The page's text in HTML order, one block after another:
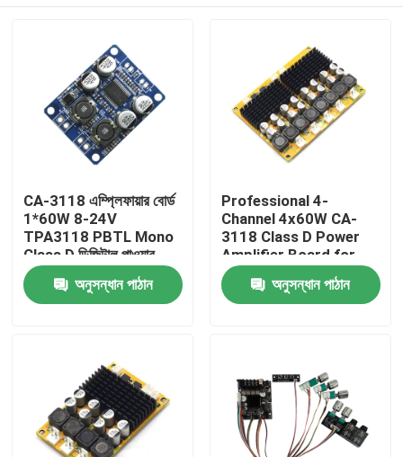
আমাদের সম্পর্কে
কারখানা পরিদর্শন
CA-3118 এম্প্লিফায়ার বোর্ড
1*60W 8-24V
TPA3118 PBTL Mono
Class D ডিজিটাল পাওয়ার
অডিও বোর্ড
অনুসন্ধান পাঠান
Professional 4-
Channel 4x60W CA-
3118 Class D Power
Amplifier Board for
Speakers & Audio
Systems DC8-24V for
Receivers Amplifiers
অনুসন্ধান পাঠান